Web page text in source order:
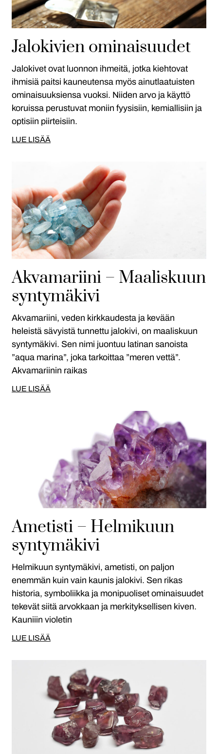
Jalokivien ominaisuudet
Jalokivet ovat luonnon ihmeitä, jotka kiehtovat
ihmisiä paitsi kauneutensa myös ainutlaatuisten
ominaisuuksiensa vuoksi. Niiden arvo ja käyttö
koruissa perustuvat moniin fyysisiin, kemiallisiin ja
optisiin piirteisiin.
LUE LISÄÄ
Akvamariini – Maaliskuun
syntymäkivi
Akvamariini, veden kirkkaudesta ja kevään
heleistä sävyistä tunnettu jalokivi, on maaliskuun
syntymäkivi. Sen nimi juontuu latinan sanoista
”aqua marina”, joka tarkoittaa ”meren vettä”.
Akvamariinin raikas
LUE LISÄÄ
Ametisti – Helmikuun
syntymäkivi
Helmikuun syntymäkivi, ametisti, on paljon
enemmän kuin vain kaunis jalokivi. Sen rikas
historia, symboliikka ja monipuoliset ominaisuudet
tekevät siitä arvokkaan ja merkityksellisen kiven.
Kauniiin violetin
LUE LISÄÄ